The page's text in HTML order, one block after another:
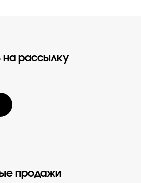
рассылку
продажи